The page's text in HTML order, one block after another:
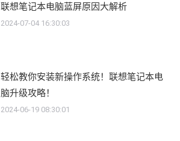
联想笔记本电脑蓝屏原因大解析
2024-07-04 16:30:03
轻松教你安装新操作系统！联想笔记本电
脑升级攻略！
2024-06-19 08:30:01